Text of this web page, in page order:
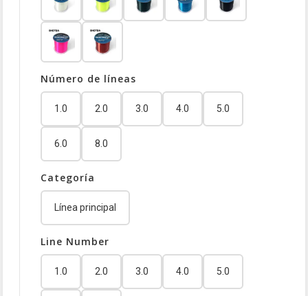
Número de líneas
1.0 2.0 3.0 4.0 5.0
6.0 8.0
Categoría
Línea principal
Line Number
1.0 2.0 3.0 4.0 5.0